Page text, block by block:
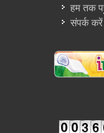
हम तक
संपर्क करें